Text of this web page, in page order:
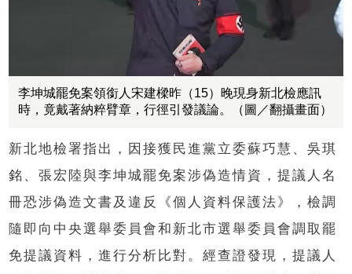
李坤城罷免案領銜人宋建樑昨（15）晚現身新北檢應訊
時，竟戴著納粹臂章，行徑引發議論。（圖／翻攝畫面）
新北地檢署指出，因接獲民進黨立委蘇巧慧、吳琪
銘、張宏陸與李坤城罷免案涉偽造情資，提議人名
冊恐涉偽造文書及違反《個人資料保護法》，檢調
隨即向中央選舉委員會和新北市選舉委員會調取罷
免提議資料，進行分析比對。經查證發現，提議人